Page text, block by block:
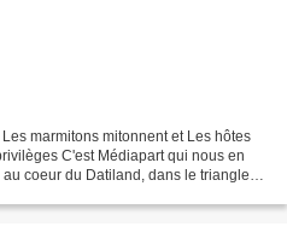
marmitons mitonnent et Les hôtes
C'est Médiapart qui nous en
coeur du Datiland, dans le triangle